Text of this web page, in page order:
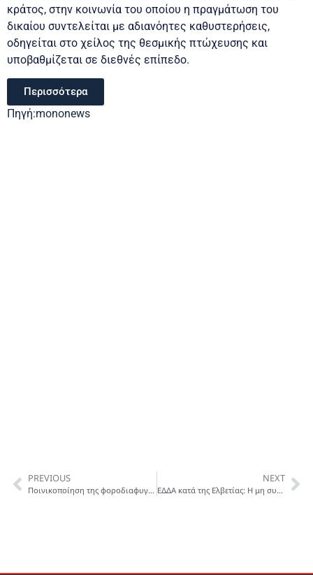
κράτος, στην κοινωνία του οποίου η πραγμάτωση του
δικαίου συντελείται με αδιανόητες καθυστερήσεις,
οδηγείται στο χείλος της θεσμικής πτώχευσης και
υποβαθμίζεται σε διεθνές επίπεδο.
Περισσότερα
Πηγή:mononews
PREVIOUS
Ποινικοποίηση της φοροδιαφυγής στην Ελβετία – Tραπεζικοί λογαριασμοί και επιπτώσεις της νέας ρύθμισης
NEXT
ΕΔΔΑ κατά της Ελβετίας: Η μη συμμόρφωση του κράτους με την υποχρέωση καταπολέμησης της κλιματικής αλλαγής – Παραβίαση του δικαιώματος στην ιδιωτική ζωή